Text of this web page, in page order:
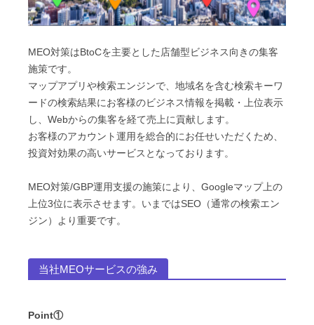
MEO対策はBtoCを主要とした店舗型ビジネス向きの集客
施策です。
マップアプリや検索エンジンで、地域名を含む検索キーワ
ードの検索結果にお客様のビジネス情報を掲載・上位表示
し、Webからの集客を経て売上に貢献します。
お客様のアカウント運用を総合的にお任せいただくため、
投資対効果の高いサービスとなっております。
MEO対策/GBP運用支援の施策により、Googleマップ上の
上位3位に表示させます。いまではSEO（通常の検索エン
ジン）より重要です。
当社MEOサービスの強み
Point①